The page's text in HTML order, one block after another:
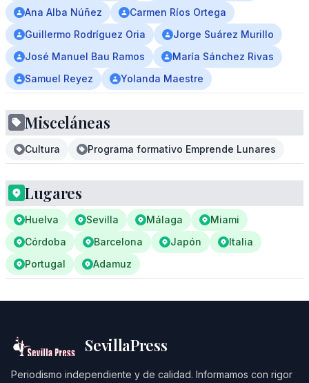
Ana Alba Núñez
Carmen Ríos Ortega
Guillermo Rodríguez Oria
Jorge Suárez Murillo
José Manuel Bau Ramos
María Sánchez Rivas
Samuel Reyez
Yolanda Maestre
Misceláneas
Cultura Programa formativo Emprende Lunares
Lugares
Huelva Sevilla Málaga
Miami
Córdoba
Barcelona Japón
Italia
Portugal
Adamuz
SevillaPress
Periodismo independiente y de calidad. Informamos con rigor